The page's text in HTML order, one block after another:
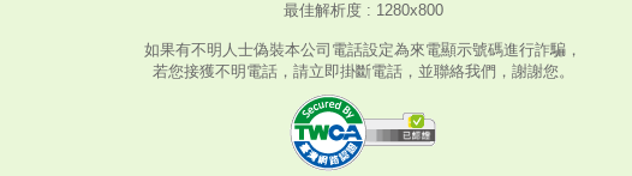
最佳解析度 : 1280x800
如果有不明人士偽裝本公司電話設定為來電顯示號碼進行詐騙，
若您接獲不明電話，請立即掛斷電話，並聯絡我們，謝謝您。